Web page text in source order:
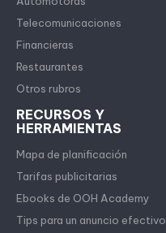
Telecomunicaciones
Financieras
Restaurantes
Otros rubros
RECURSOS Y
HERRAMIENTAS
Mapa de planificación
Tarifas publicitarias
Ebooks de OOH Academy
Tips para un anuncio efectivo